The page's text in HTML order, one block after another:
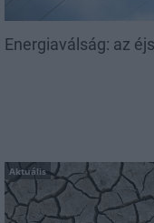
Energiaválság: az
Aktuális